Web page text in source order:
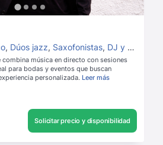
, Dúos jazz, Saxofonistas, DJ y saxofón
combina música en directo con sesiones
para bodas y eventos que buscan
personalizada. Leer más
Solicitar precio y disponibilidad